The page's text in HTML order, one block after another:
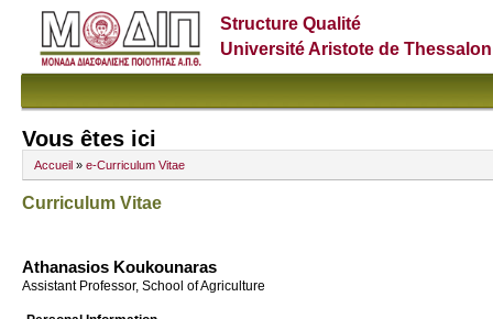
Structure Qualité
Université Aristote de
Vous êtes ici
Accueil » e-Curriculum Vitae
Curriculum Vitae
Athanasios Koukounaras
Assistant Professor, School of Agriculture